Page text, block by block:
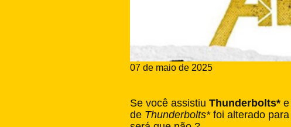
07 de maio de 2025
Se você assistiu Thunderbolts*
de Thunderbolts* foi alterado para